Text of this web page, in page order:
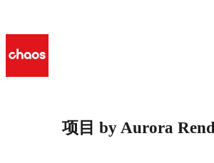
项目 by Aurora